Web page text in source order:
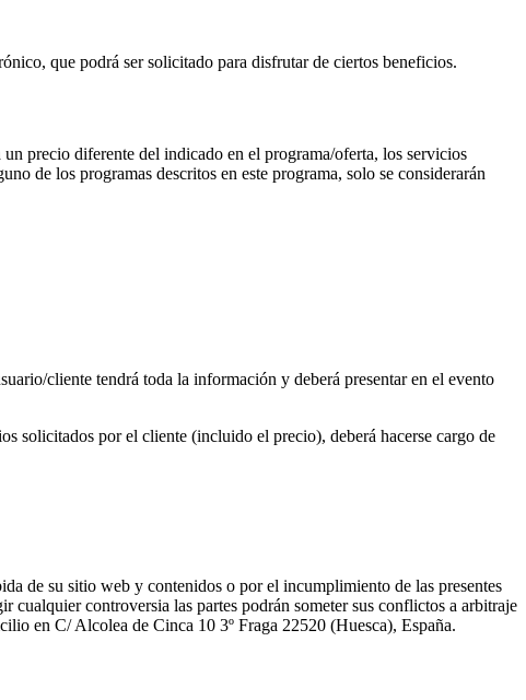
que podrá ser solicitado para disfrutar de ciertos beneficios.
precio diferente del indicado en el programa/oferta, los servicios
de los programas descritos en este programa, solo se considerarán
cliente tendrá toda la información y deberá presentar en el evento
solicitados por el cliente (incluido el precio), deberá hacerse cargo de
de su sitio web y contenidos o por el incumplimiento de las presentes
controversia las partes podrán someter sus conflictos a arbitraje
en C/ Alcolea de Cinca 10 3º Fraga 22520 (Huesca), España.